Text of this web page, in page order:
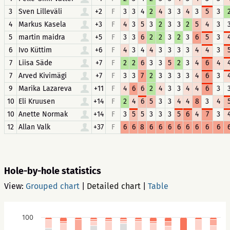
3
Sven Lilleväli +2 F 3 3 4 2 4 3 3 4 3 5 3
4
Markus Kasela +3 F 4 3 5 3 2 3 3 2 5 4 3
5
martin maidra +5 F 3 3 6 2 2 3 2 3 6 5 3
6
Ivo Küttim +6 F 4 3 4 4 3 3 3 3 4 4 3
7
Liisa Säde +7 F 2 2 6 3 3 5 2 3 4 6 4
7
Arved Kivimägi +7 F 3 3 7 2 3 3 3 3 4 6 3
9
Marika Lazareva +11 F 4 6 6 2 4 3 3 4 4 6 3
10 Eli Kruusen +14 F 2 4 6 5 3 3 4 4 8 3 4
10 Anette Normak +14 F 3 5 5 3 3 3 5 6 4 7 3
12 Allan Valk +37 F 6 6 8 6 6 6 6 6 6 6 6
Hole-by-hole statistics
View: Grouped chart Detailed chart Table
100